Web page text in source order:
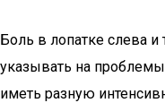
Боль в лопатке слева и
указывать на
иметь разную